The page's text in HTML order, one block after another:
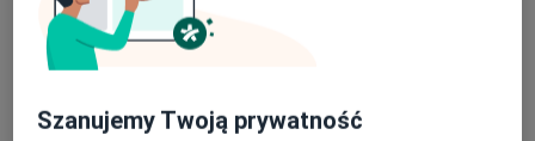
Szanujemy Twoją prywatność